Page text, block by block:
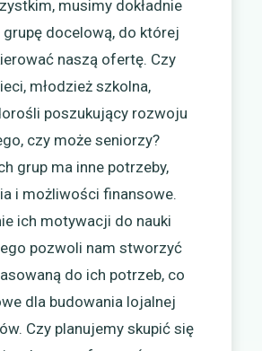
musimy dokładnie
docelową, do której
naszą ofertę. Czy
młodzież szkolna,
poszukujący rozwoju
czy może seniorzy?
grup ma inne potrzeby,
i możliwości finansowe.
ich motywacji do nauki
pozwoli nam stworzyć
do ich potrzeb, co
dla budowania lojalnej
Czy planujemy skupić się